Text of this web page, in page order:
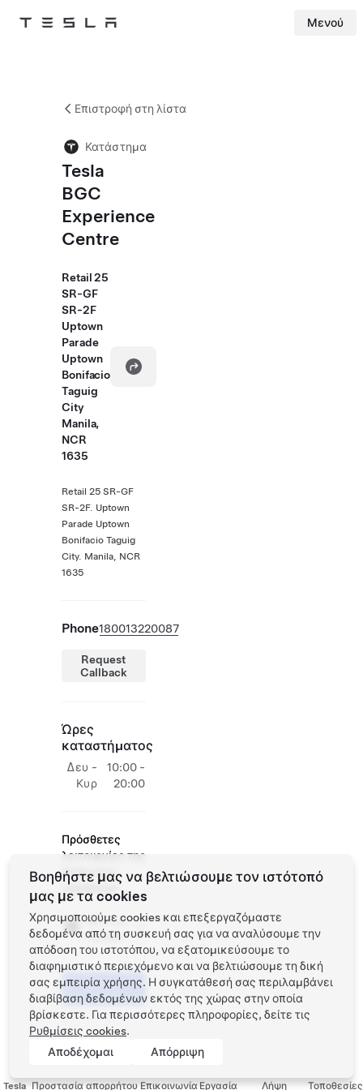
Tesla Μενού
Επιστροφή στη λίστα
Κατάστημα
Tesla
BGC
Experience
Centre
Retail 25
SR-GF
SR-2F
Uptown
Parade
Uptown
Bonifacio
Taguig
City
Manila,
NCR
1635
Retail 25 SR-GF
SR-2F. Uptown
Parade Uptown
Bonifacio Taguig
City. Manila, NCR
1635
Phone180013220087
Request
Callback
Ώρες
καταστήματος
Δευ -
Κυρ
10:00 -
20:00
Πρόσθετες
λειτουργίες της
Tesla στην
τοποθεσία
Service
Center
Προγραμματίστε
ένα Test Drive
Tesla Προστασία απορρήτου Επικοινωνία Εργασία Λήψη Τοποθεσίες
Βοηθήστε μας να βελτιώσουμε τον ιστότοπό
μας με τα cookies
Χρησιμοποιούμε cookies και επεξεργαζόμαστε
δεδομένα από τη συσκευή σας για να αναλύσουμε την
απόδοση του ιστοτόπου, να εξατομικεύσουμε το
διαφημιστικό περιεχόμενο και να βελτιώσουμε τη δική
σας εμπειρία χρήσης. Η συγκατάθεσή σας περιλαμβάνει
διαβίβαση δεδομένων εκτός της χώρας στην οποία
βρίσκεστε. Για περισσότερες πληροφορίες, δείτε τις
Ρυθμίσεις cookies.
Αποδέχομαι
Απόρριψη